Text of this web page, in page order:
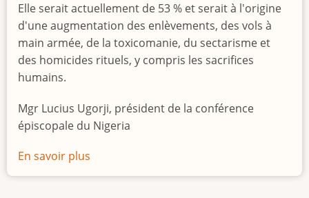
Elle serait actuellement de 53 % et serait à l'origine
d'une augmentation des enlèvements, des vols à
main armée, de la toxicomanie, du sectarisme et
des homicides rituels, y compris les sacrifices
humains.
Mgr Lucius Ugorji, président de la conférence
épiscopale du Nigeria
En savoir plus
Le